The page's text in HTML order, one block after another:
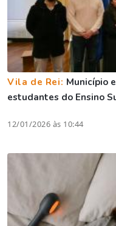
Vila de Rei: Município
estudantes do Ensino
12/01/2026 às 10:44